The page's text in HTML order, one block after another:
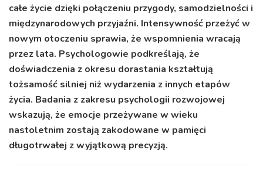
całe życie dzięki połączeniu przygody, samodzielności i
międzynarodowych przyjaźni. Intensywność przeżyć w
nowym otoczeniu sprawia, że wspomnienia wracają
przez lata. Psychologowie podkreślają, że
doświadczenia z okresu dorastania kształtują
tożsamość silniej niż wydarzenia z innych etapów
życia. Badania z zakresu psychologii rozwojowej
wskazują, że emocje przeżywane w wieku
nastoletnim zostają zakodowane w pamięci
długotrwałej z wyjątkową precyzją.